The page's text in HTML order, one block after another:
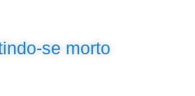
se morto